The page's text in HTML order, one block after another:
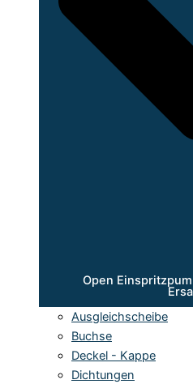
Open
Ausgleichscheibe
Buchse
Deckel - Kappe
Dichtungen